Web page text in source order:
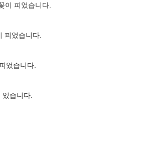
이 피었습니다.
피었습니다.
었습니다.
습니다.